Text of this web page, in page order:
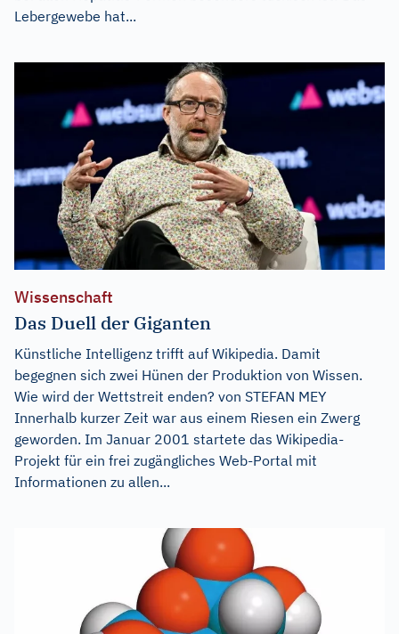
Lebergewebe hat...
Wissenschaft
Das Duell der Giganten
Künstliche Intelligenz trifft auf Wikipedia. Damit
begegnen sich zwei Hünen der Produktion von Wissen.
Wie wird der Wettstreit enden? von STEFAN MEY
Innerhalb kurzer Zeit war aus einem Riesen ein Zwerg
geworden. Im Januar 2001 startete das Wikipedia-
Projekt für ein frei zugängliches Web-Portal mit
Informationen zu allen...